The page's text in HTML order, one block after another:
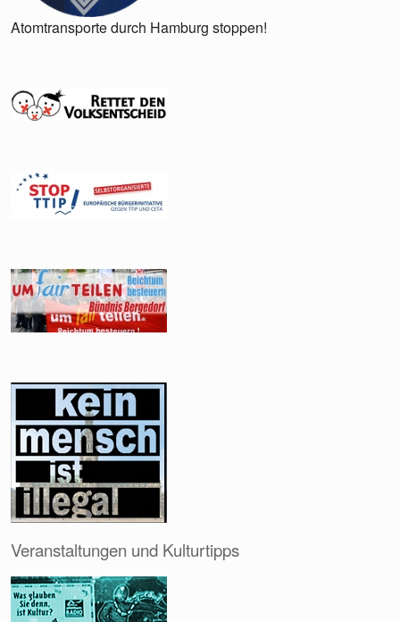
Atomtransporte durch Hamburg stoppen!
Veranstaltungen und Kulturtipps